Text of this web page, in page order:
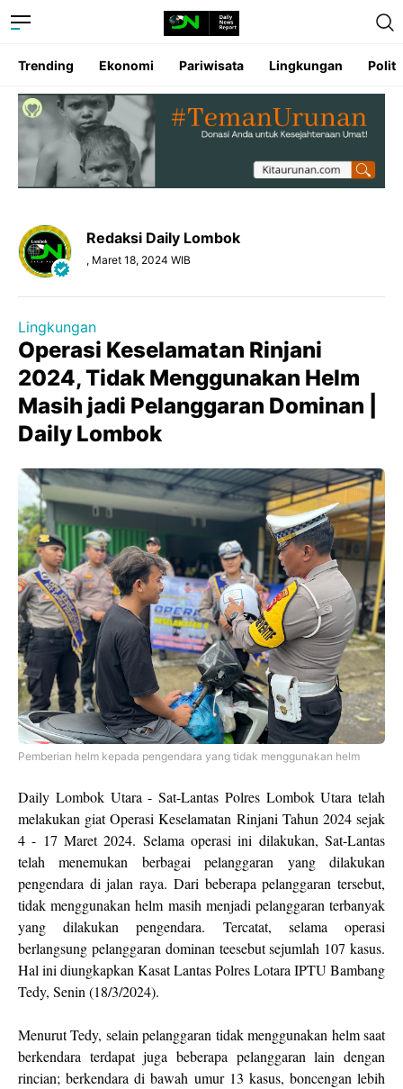
Trending Ekonomi Pariwisata Lingkungan
Redaksi Daily Lombok
, Maret 18, 2024 WIB
Lingkungan
Operasi Keselamatan Rinjani
2024, Tidak Menggunakan Helm
Masih jadi Pelanggaran Dominan |
Daily Lombok
Pemberian helm kepada pengendara yang tidak menggunakan helm
Daily Lombok Utara - Sat-Lantas Polres Lombok Utara telah
melakukan giat Operasi Keselamatan Rinjani Tahun 2024 sejak
4 - 17 Maret 2024. Selama operasi ini dilakukan, Sat-Lantas
telah menemukan berbagai pelanggaran yang dilakukan
pengendara di jalan raya. Dari beberapa pelanggaran tersebut,
tidak menggunakan helm masih menjadi pelanggaran terbanyak
yang dilakukan pengendara. Tercatat, selama operasi
berlangsung pelanggaran dominan teesebut sejumlah 107 kasus.
Hal ini diungkapkan Kasat Lantas Polres Lotara IPTU Bambang
Tedy, Senin (18/3/2024).
Menurut Tedy, selain pelanggaran tidak menggunakan helm saat
berkendara terdapat juga beberapa pelanggaran lain dengan
rincian; berkendara di bawah umur 13 kasus, boncengan lebih